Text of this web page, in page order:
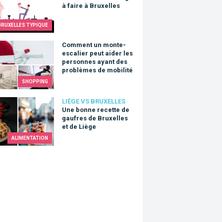
TYPIQUE
à faire à Bruxelles
SHOPPING
Comment un monte-
escalier peut aider les
personnes ayant des
problèmes de mobilité
un monte-escalier peut aider les personnes ayant des
ALIMENTATION
LIÈGE VS BRUXELLES
Une bonne recette de
gaufres de Bruxelles
et de Liège
recette de gaufres de Bruxelles et de Liège